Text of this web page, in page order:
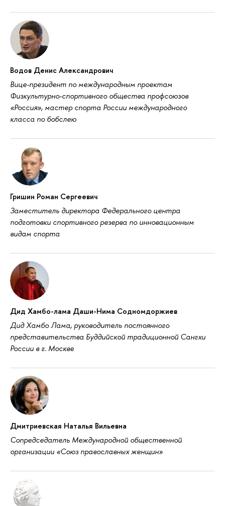
Водов Денис Александрович
Вице-президент по международным проектам
Физкультурно-спортивного общества профсоюзов
«Россия», мастер спорта России международного
класса по бобслею
Гришин Роман Сергеевич
Заместитель директора Федерального центра
подготовки спортивного резерва по инновационным
видам спорта
Дид Хамбо-лама Даши-Нима Содномдоржиев
Дид Хамбо Лама, руководитель постоянного
представительства Буддийской традиционной Сангхи
России в г. Москве
Дмитриевская Наталья Вильевна
Сопредседатель Международной общественной
организации «Союз православных женщин»